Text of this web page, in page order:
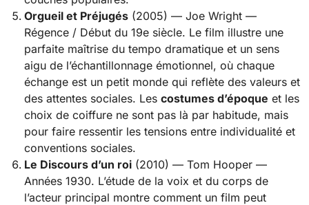
Orgueil et Préjugés (2005) — Joe Wright —
Régence / Début du 19e siècle. Le film illustre une
parfaite maîtrise du tempo dramatique et un sens
aigu de l’échantillonnage émotionnel, où chaque
échange est un petit monde qui reflète des valeurs et
des attentes sociales. Lescostumes d’époque et les
choix de coiffure ne sont pas là par habitude, mais
pour faire ressentir les tensions entre individualité et
conventions sociales.
Le Discours d’un roi (2010) — Tom Hooper —
Années 1930. L’étude de la voix et du corps de
l’acteur principal montre comment un film peut